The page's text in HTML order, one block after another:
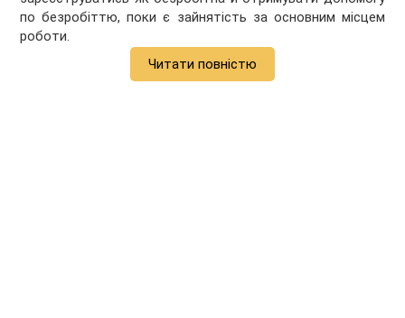
по безробіттю, поки є зайнятість за основним місцем
роботи.
Читати повністю